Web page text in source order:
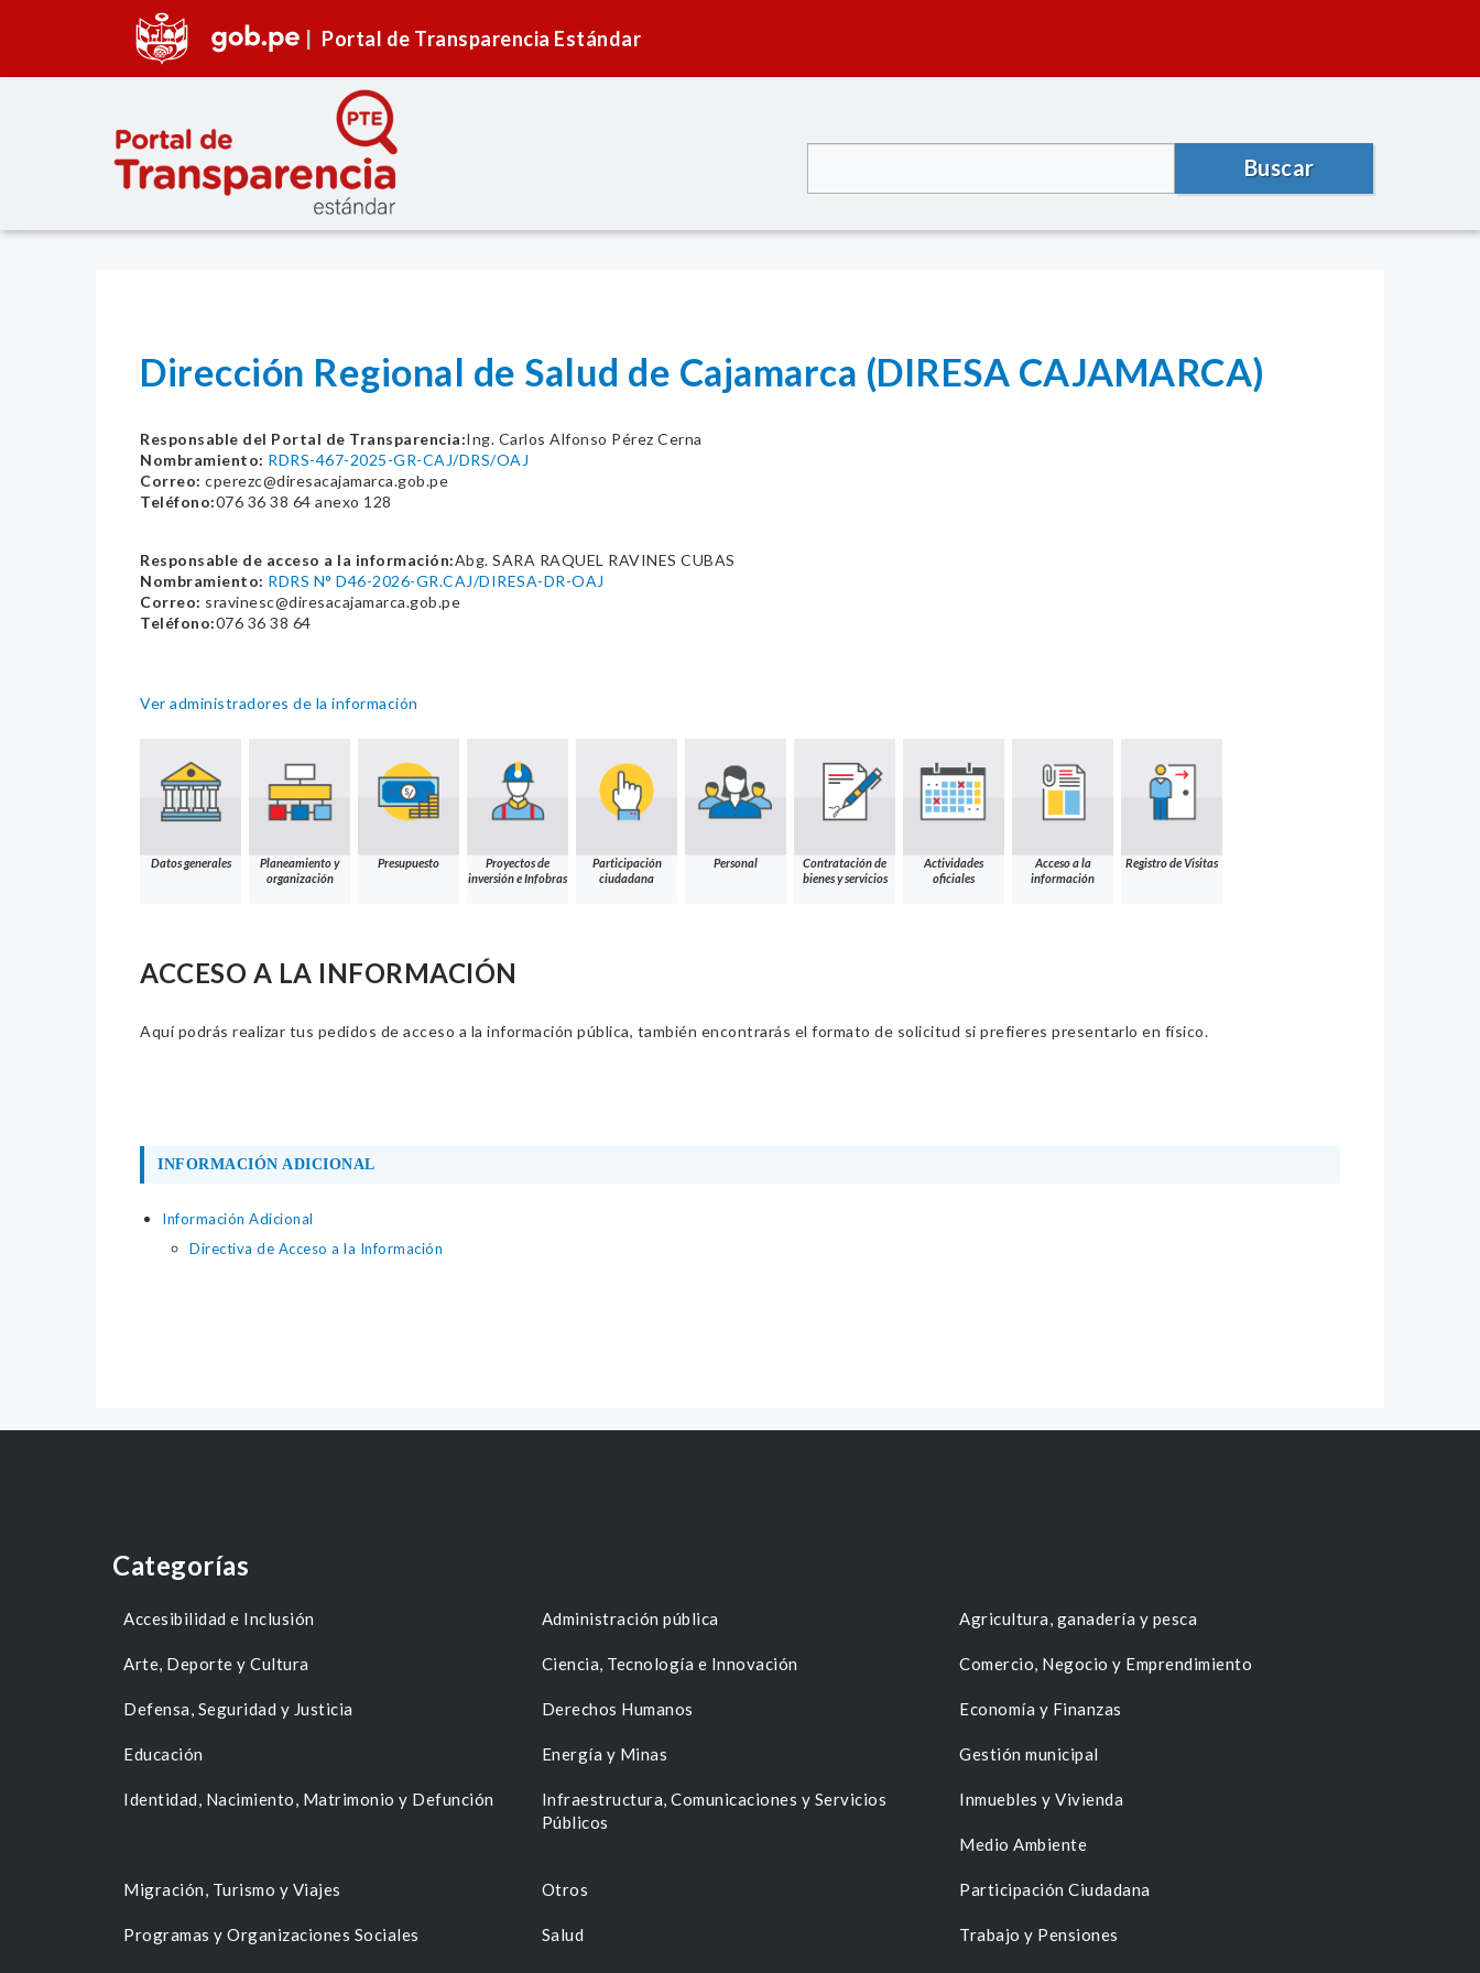
Portal de Transparencia Estándar
Buscar
Dirección Regional de Salud de Cajamarca (DIRESA CAJAMARCA)
Responsable del Portal de Transparencia:Ing. Carlos Alfonso Pérez Cerna
Nombramiento: RDRS-467-2025-GR-CAJ/DRS/OAJ
Correo: cperezc@diresacajamarca.gob.pe
Teléfono:076 36 38 64 anexo 128
Responsable de acceso a la información:Abg. SARA RAQUEL RAVINES CUBAS
Nombramiento: RDRS N° D46-2026-GR.CAJ/DIRESA-DR-OAJ
Correo: sravinesc@diresacajamarca.gob.pe
Teléfono:076 36 38 64
Ver administradores de la información
Datos generales
Planeamiento y
organización
Presupuesto
Proyectos de
inversión e Infobras
Participación
ciudadana
Personal
Contratación de
bienes y servicios
Actividades
oficiales
Acceso a la
información
Registro de Visitas
ACCESO A LA INFORMACIÓN
Aquí podrás realizar tus pedidos de acceso a la información pública, también encontrarás el formato de solicitud si prefieres presentarlo en físico.
INFORMACIÓN ADICIONAL
Información Adicional
Directiva de Acceso a la Información
Categorías
Accesibilidad e Inclusión Administración pública Agricultura, ganadería y pesca
Arte, Deporte y Cultura Ciencia, Tecnología e Innovación Comercio, Negocio y Emprendimiento
Defensa, Seguridad y Justicia Derechos Humanos Economía y Finanzas
Educación Energía y Minas Gestión municipal
Identidad, Nacimiento, Matrimonio y Defunción
Infraestructura, Comunicaciones y Servicios
Públicos
Inmuebles y Vivienda
Medio Ambiente
Migración, Turismo y Viajes Otros Participación Ciudadana
Programas y Organizaciones Sociales Salud Trabajo y Pensiones